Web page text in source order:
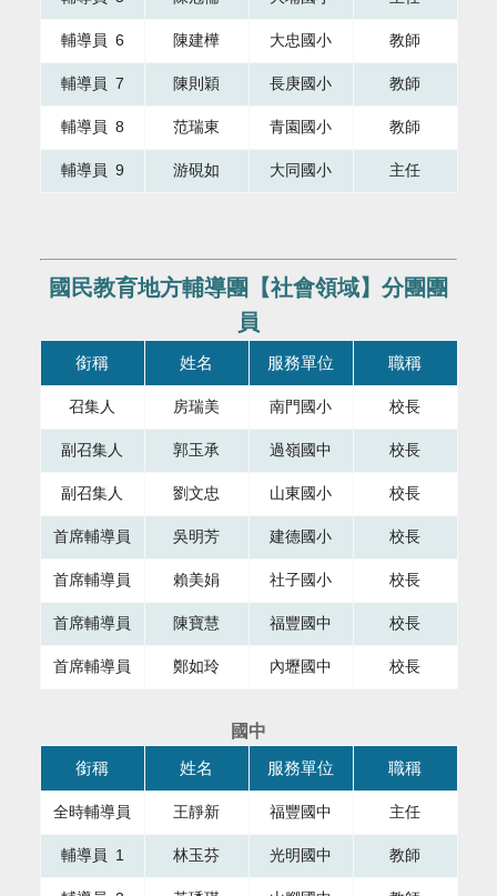
輔導員 6 陳建樺 大忠國小 教師
輔導員 7 陳則穎 長庚國小 教師
輔導員 8 范瑞東 青園國小 教師
輔導員 9 游硯如 大同國小 主任
國民教育地方輔導團【社會領域】分團團
員
本表格為組織成員，共有四個直欄，第一直欄銜稱，第二直
銜稱 姓名 服務單位 職稱
召集人 房瑞美 南門國小 校長
副召集人 郭玉承 過嶺國中 校長
副召集人 劉文忠 山東國小 校長
首席輔導員 吳明芳 建德國小 校長
首席輔導員 賴美娟 社子國小 校長
首席輔導員 陳寶慧 福豐國中 校長
首席輔導員 鄭如玲 內壢國中 校長
國中
本表格為組織成員，共有四個直欄，第一直欄銜稱，第二直
銜稱 姓名 服務單位 職稱
全時輔導員 王靜新 福豐國中 主任
輔導員 1 林玉芬 光明國中 教師